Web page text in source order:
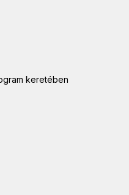
keretében